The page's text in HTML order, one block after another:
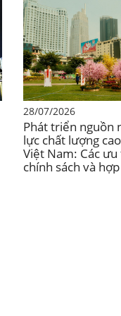
28/07/2026
Phát triển nguồn
lực chất lượng
Việt Nam: Các
chính sách và